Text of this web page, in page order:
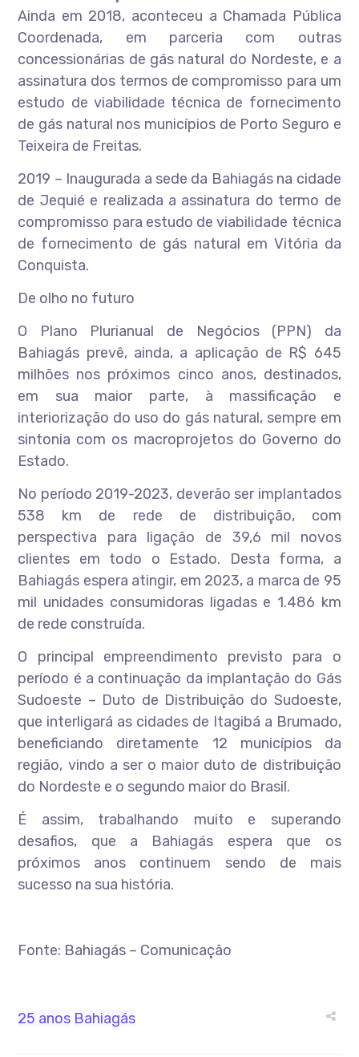
Ainda em 2018, aconteceu a Chamada Pública
Coordenada, em parceria com outras
concessionárias de gás natural do Nordeste, e a
assinatura dos termos de compromisso para um
estudo de viabilidade técnica de fornecimento
de gás natural nos municípios de Porto Seguro e
Teixeira de Freitas.
2019 – Inaugurada a sede da Bahiagás na cidade
de Jequié e realizada a assinatura do termo de
compromisso para estudo de viabilidade técnica
de fornecimento de gás natural em Vitória da
Conquista.
De olho no futuro
O Plano Plurianual de Negócios (PPN) da
Bahiagás prevê, ainda, a aplicação de R$ 645
milhões nos próximos cinco anos, destinados,
em sua maior parte, à massificação e
interiorização do uso do gás natural, sempre em
sintonia com os macroprojetos do Governo do
Estado.
No período 2019-2023, deverão ser implantados
538 km de rede de distribuição, com
perspectiva para ligação de 39,6 mil novos
clientes em todo o Estado. Desta forma, a
Bahiagás espera atingir, em 2023, a marca de 95
mil unidades consumidoras ligadas e 1.486 km
de rede construída.
O principal empreendimento previsto para o
período é a continuação da implantação do Gás
Sudoeste – Duto de Distribuição do Sudoeste,
que interligará as cidades de Itagibá a Brumado,
beneficiando diretamente 12 municípios da
região, vindo a ser o maior duto de distribuição
do Nordeste e o segundo maior do Brasil.
É assim, trabalhando muito e superando
desafios, que a Bahiagás espera que os
próximos anos continuem sendo de mais
sucesso na sua história.
Fonte: Bahiagás – Comunicação
25 anos Bahiagás